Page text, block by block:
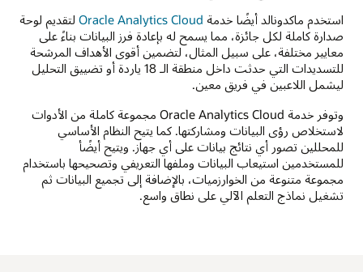
استخدم ماكدونالد أيضًا خدمة Oracle Analytics Cloud لتقديم لوحة
صدارة كاملة لكل جائزة، مما يسمح له بإعادة فرز البيانات بناءً على
معايير مختلفة، على سبيل المثال، لتضمين أقوى الأهداف المرشحة
للتسديدات التي حدثت داخل منطقة الـ 18 ياردة أو تضييق التحليل
ليشمل اللاعبين في فريق معين.
وتوفر خدمة Oracle Analytics Cloud مجموعة كاملة من الأدوات
لاستخلاص رؤى البيانات ومشاركتها. كما يتيح النظام الأساسي
للمحللين تصور أي نتائج بيانات على أي جهاز. ويتيح أيضًأ
للمستخدمين استيعاب البيانات وملفها التعريفي وتصحيحها باستخدام
مجموعة متنوعة من الخوارزميات، بالإضافة إلى تجميع البيانات ثم
تشغيل نماذج التعلم الآلي على نطاق واسع.